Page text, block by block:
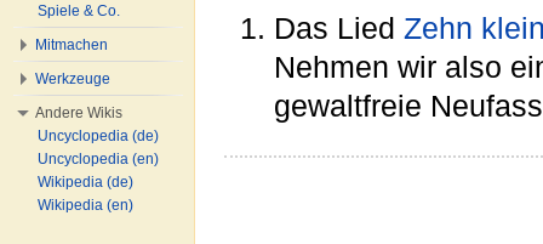
Das Lied Zehn
Nehmen wir also
gewaltfreie
Spiele & Co.
Mitmachen
Werkzeuge
Andere Wikis
Uncyclopedia (de)
Uncyclopedia (en)
Wikipedia (de)
Wikipedia (en)